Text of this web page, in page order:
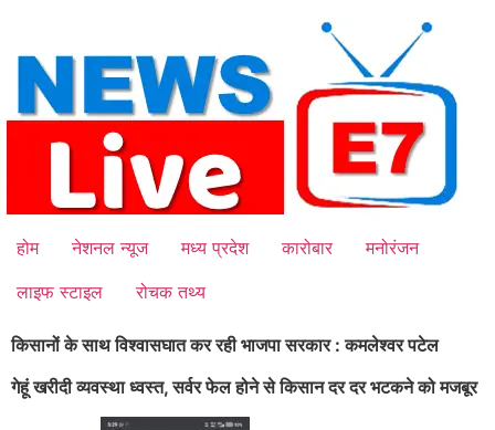
content
होम नेशनल न्यूज मध्य प्रदेश कारोबार
मनोरंजन
लाइफ स्टाइल
रोचक तथ्य
किसानों के साथ विश्वासघात कर रही भाजपा सरकार : कमलेश्वर पटेल
गेहूं खरीदी व्यवस्था ध्वस्त, सर्वर फेल होने से किसान दर दर भटकने को मजबूर